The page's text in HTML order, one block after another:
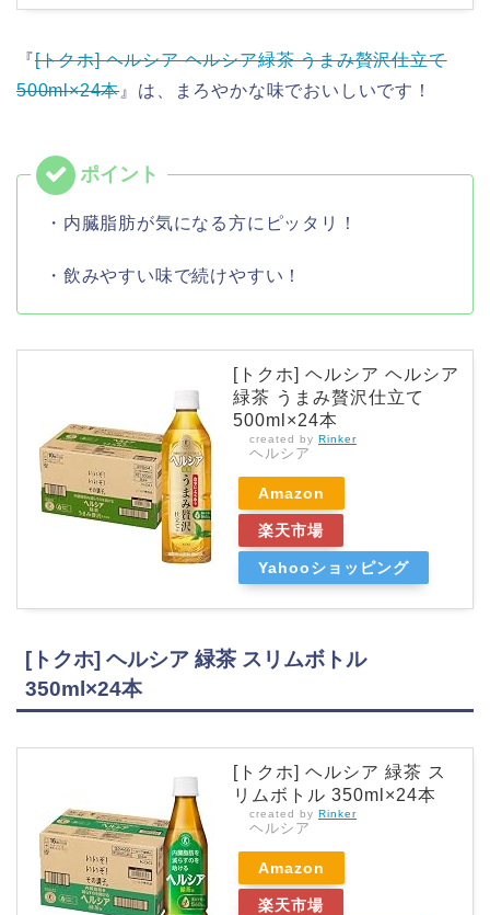
『[トクホ] ヘルシア ヘルシア緑茶 うまみ贅沢仕立て
500ml×24本』は、まろやかな味でおいしいです！
・内臓脂肪が気になる方にピッタリ！
・飲みやすい味で続けやすい！
[トクホ] ヘルシア ヘルシア
緑茶 うまみ贅沢仕立て
500ml×24本
created by Rinker
ヘルシア
Amazon
楽天市場
Yahooショッピング
[トクホ] ヘルシア 緑茶 スリムボトル
350ml×24本
[トクホ] ヘルシア 緑茶 ス
リムボトル 350ml×24本
created by Rinker
ヘルシア
Amazon
楽天市場